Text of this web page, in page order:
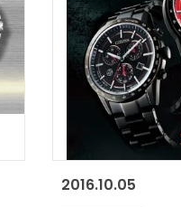
2016.10.05